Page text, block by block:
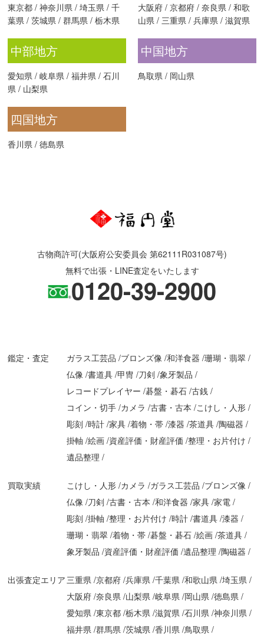
東京都 /神奈川県 /埼玉県 /千
葉県 /茨城県 /群馬県 /栃木県
大阪府 / 京都府 / 奈良県 / 和歌
山県 / 三重県 / 兵庫県 / 滋賀県
中部地方
愛知県 /岐阜県 /福井県 /石川
県 / 山梨県
中国地方
鳥取県 / 岡山県
四国地方
香川県 /徳島県
古物商許可(大阪府公安委員会 第62111R031087号)
無料で出張・LINE査定をいたします
0120-39-2900
鑑定・査定 ガラス工芸品 ブロンズ像 和洋食器 珊瑚・翡翠
仏像 書道具 甲冑 刀剣 象牙製品
レコードプレイヤー 碁盤・碁石 古銭
コイン・切手 カメラ 古書・古本 こけし・人形
彫刻 時計 家具 着物・帯 漆器 茶道具 陶磁器
掛軸 絵画 資産評価・財産評価 整理・お片付け
遺品整理
買取実績 こけし・人形 カメラ ガラス工芸品 ブロンズ像
仏像 刀剣 古書・古本 和洋食器 家具 家電
彫刻 掛軸 整理・お片付け 時計 書道具 漆器
珊瑚・翡翠 着物・帯 碁盤・碁石 絵画 茶道具
象牙製品 資産評価・財産評価 遺品整理 陶磁器
出張査定エリア 三重県 京都府 兵庫県 千葉県 和歌山県 埼玉県
大阪府 奈良県 山梨県 岐阜県 岡山県 徳島県
愛知県 東京都 栃木県 滋賀県 石川県 神奈川県
福井県 群馬県 茨城県 香川県 鳥取県